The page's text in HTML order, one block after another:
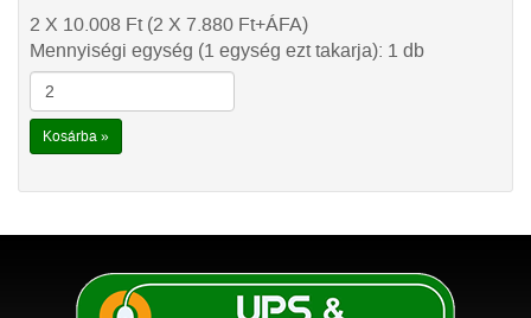
2 X 10.008 Ft(2 X 7.880 Ft+ÁFA)
Mennyiségi egység (1 egység ezt takarja): 1 db
Kosárba »